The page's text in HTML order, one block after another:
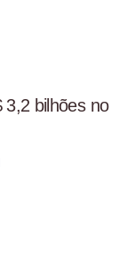
3,2 bilhões no